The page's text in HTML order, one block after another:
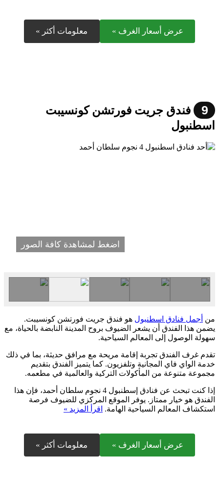
عرض أسعار الغرف » معلومات أكثر »
9
فندق جريت فورتشن كونسيبت
اسطنبول
اضغط لمشاهدة كافة الصور
من أجمل فنادق اسطنبول هو فندق جريت فورتشن كونسيبت.
يضمن هذا الفندق أن يشعر الضيوف بروح المدينة النابضة بالحياة، مع
سهولة الوصول إلى المعالم السياحية.
تقدم غرف الفندق تجربة إقامة مريحة مع مرافق حديثة، بما في ذلك
خدمة الواي فاي المجانية وتلفزيون. كما يتميز الفندق بتقديم
مجموعة متنوعة من المأكولات التركية والعالمية في مطعمه.
إذا كنت تبحث عن فنادق إسطنبول 4 نجوم سلطان أحمد، فإن هذا
الفندق هو خيار ممتاز. يوفر الموقع المركزي للضيوف فرصة
استكشاف المعالم السياحية الهامة. اقرأ المزيد »
عرض أسعار الغرف » معلومات أكثر »